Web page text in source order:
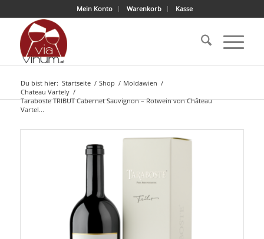
Mein Konto Warenkorb Kasse
Du bist hier: Startseite / Shop / Moldawien /
Chateau Vartely /
Taraboste TRIBUT Cabernet Sauvignon – Rotwein von Château
Vartel...